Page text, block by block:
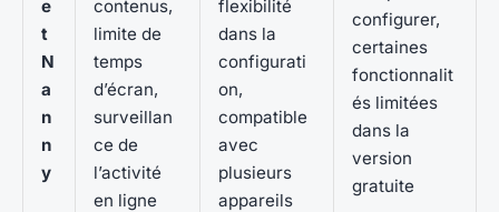
e
t
N
a
n
n
y
contenus,
limite de
temps
d’écran,
surveillan
ce de
l’activité
en ligne
flexibilité
dans la
configurati
on,
compatible
avec
plusieurs
appareils
configurer,
certaines
fonctionnalit
és limitées
dans la
version
gratuite